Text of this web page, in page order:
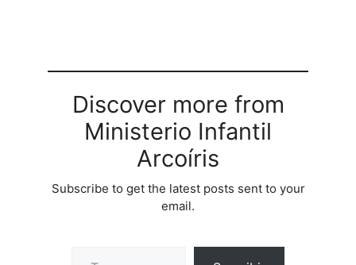
Discover more from
Ministerio Infantil
Arcoíris
Subscribe to get the latest posts sent to your
email.